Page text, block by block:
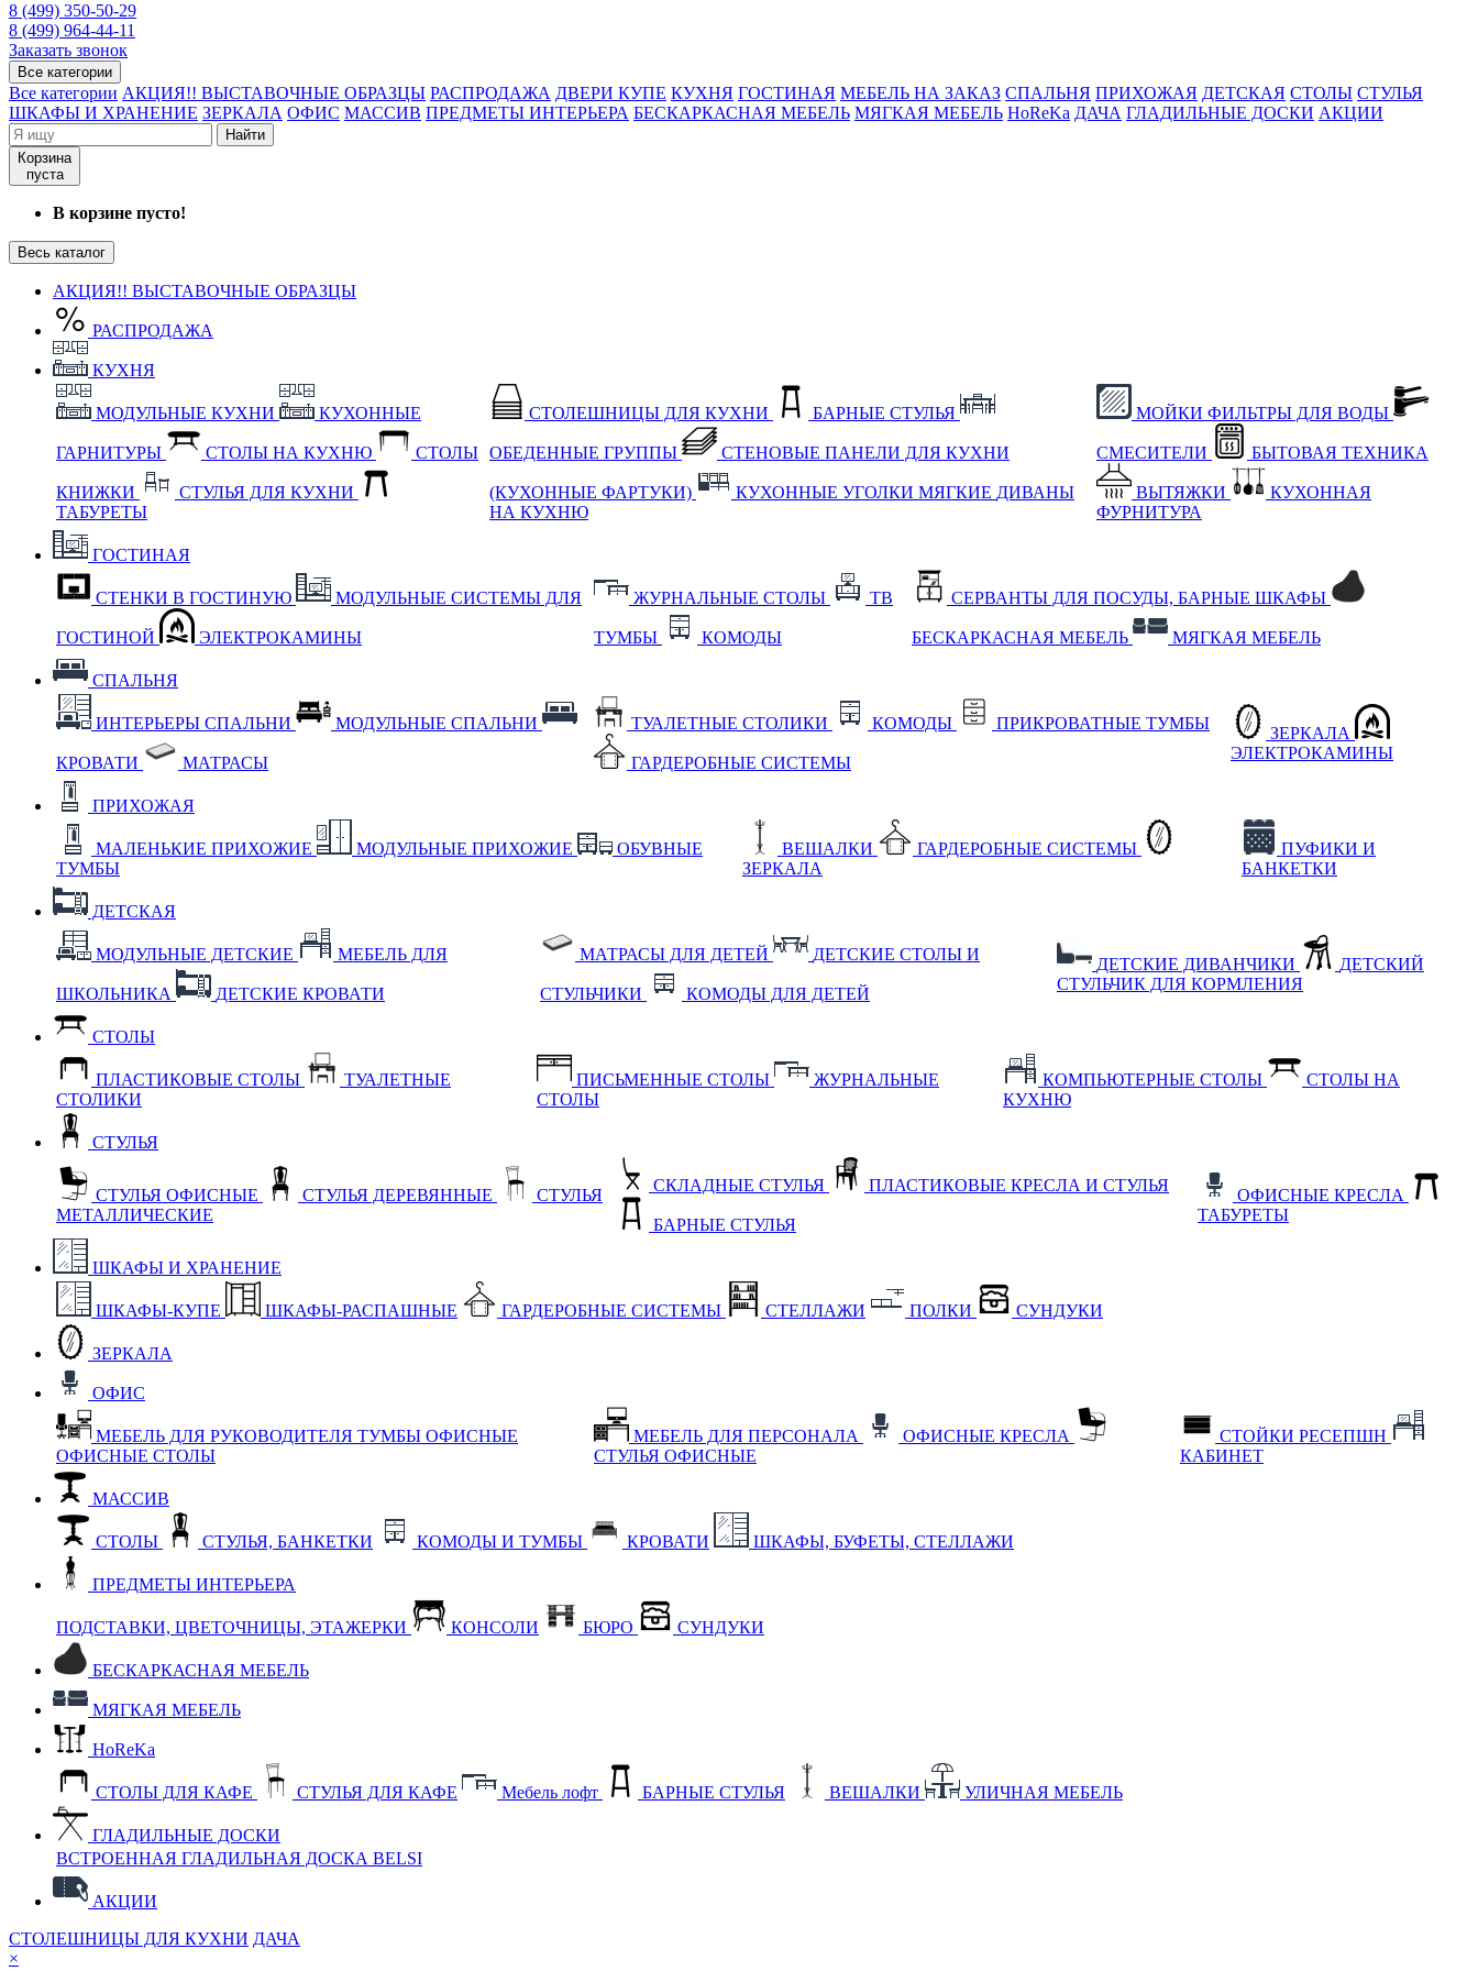
8 (499) 350-50-29
8 (499) 964-44-11
Заказать звонок
Все категории
Все категории АКЦИЯ!! ВЫСТАВОЧНЫЕ ОБРАЗЦЫ РАСПРОДАЖА ДВЕРИ КУПЕ КУХНЯ ГОСТИНАЯ МЕБЕЛЬ НА ЗАКАЗ СПАЛЬНЯ ПРИХОЖАЯ ДЕТСКАЯ СТОЛЫ СТУЛЬЯ
ШКАФЫ И ХРАНЕНИЕ ЗЕРКАЛА ОФИС МАССИВ ПРЕДМЕТЫ ИНТЕРЬЕРА БЕСКАРКАСНАЯ МЕБЕЛЬ МЯГКАЯ МЕБЕЛЬ HoReKa ДАЧА ГЛАДИЛЬНЫЕ ДОСКИ АКЦИИ
Найти
Корзина
пуста
В корзине пусто!
Весь каталог
АКЦИЯ!! ВЫСТАВОЧНЫЕ ОБРАЗЦЫ
РАСПРОДАЖА
КУХНЯ
МОДУЛЬНЫЕ КУХНИ КУХОННЫЕ
ГАРНИТУРЫ СТОЛЫ НА КУХНЮ СТОЛЫ
КНИЖКИ
СТУЛЬЯ ДЛЯ КУХНИ
ТАБУРЕТЫ
СТОЛЕШНИЦЫ ДЛЯ КУХНИ БАРНЫЕ СТУЛЬЯ
ОБЕДЕННЫЕ ГРУППЫ СТЕНОВЫЕ ПАНЕЛИ ДЛЯ КУХНИ
(КУХОННЫЕ ФАРТУКИ) КУХОННЫЕ УГОЛКИ МЯГКИЕ ДИВАНЫ
НА КУХНЮ
МОЙКИ ФИЛЬТРЫ ДЛЯ ВОДЫ
СМЕСИТЕЛИ БЫТОВАЯ ТЕХНИКА
ВЫТЯЖКИ
КУХОННАЯ
ФУРНИТУРА
ГОСТИНАЯ
СТЕНКИ В ГОСТИНУЮ МОДУЛЬНЫЕ СИСТЕМЫ ДЛЯ
ГОСТИНОЙ ЭЛЕКТРОКАМИНЫ
ЖУРНАЛЬНЫЕ СТОЛЫ ТВ
ТУМБЫ КОМОДЫ
СЕРВАНТЫ ДЛЯ ПОСУДЫ, БАРНЫЕ ШКАФЫ
БЕСКАРКАСНАЯ МЕБЕЛЬ МЯГКАЯ МЕБЕЛЬ
СПАЛЬНЯ
ИНТЕРЬЕРЫ СПАЛЬНИ МОДУЛЬНЫЕ СПАЛЬНИ
КРОВАТИ МАТРАСЫ
ТУАЛЕТНЫЕ СТОЛИКИ КОМОДЫ ПРИКРОВАТНЫЕ ТУМБЫ
ГАРДЕРОБНЫЕ СИСТЕМЫ
ЗЕРКАЛА
ЭЛЕКТРОКАМИНЫ
ПРИХОЖАЯ
МАЛЕНЬКИЕ ПРИХОЖИЕ МОДУЛЬНЫЕ ПРИХОЖИЕ
ОБУВНЫЕ
ТУМБЫ
ВЕШАЛКИ
ГАРДЕРОБНЫЕ СИСТЕМЫ
ЗЕРКАЛА
ПУФИКИ И
БАНКЕТКИ
ДЕТСКАЯ
МОДУЛЬНЫЕ ДЕТСКИЕ МЕБЕЛЬ ДЛЯ
ШКОЛЬНИКА ДЕТСКИЕ КРОВАТИ
МАТРАСЫ ДЛЯ ДЕТЕЙ ДЕТСКИЕ СТОЛЫ И
СТУЛЬЧИКИ КОМОДЫ ДЛЯ ДЕТЕЙ
ДЕТСКИЕ ДИВАНЧИКИ
ДЕТСКИЙ
СТУЛЬЧИК ДЛЯ КОРМЛЕНИЯ
СТОЛЫ
ПЛАСТИКОВЫЕ СТОЛЫ
ТУАЛЕТНЫЕ
СТОЛИКИ
ПИСЬМЕННЫЕ СТОЛЫ
ЖУРНАЛЬНЫЕ
СТОЛЫ
КОМПЬЮТЕРНЫЕ СТОЛЫ
СТОЛЫ НА
КУХНЮ
СТУЛЬЯ
СТУЛЬЯ ОФИСНЫЕ СТУЛЬЯ ДЕРЕВЯННЫЕ
СТУЛЬЯ
МЕТАЛЛИЧЕСКИЕ
СКЛАДНЫЕ СТУЛЬЯ ПЛАСТИКОВЫЕ КРЕСЛА И СТУЛЬЯ
БАРНЫЕ СТУЛЬЯ
ОФИСНЫЕ КРЕСЛА
ТАБУРЕТЫ
ШКАФЫ И ХРАНЕНИЕ
ШКАФЫ-КУПЕ ШКАФЫ-РАСПАШНЫЕ ГАРДЕРОБНЫЕ СИСТЕМЫ СТЕЛЛАЖИ ПОЛКИ СУНДУКИ
ЗЕРКАЛА
ОФИС
МЕБЕЛЬ ДЛЯ РУКОВОДИТЕЛЯ ТУМБЫ ОФИСНЫЕ
ОФИСНЫЕ СТОЛЫ
МЕБЕЛЬ ДЛЯ ПЕРСОНАЛА
ОФИСНЫЕ КРЕСЛА
СТУЛЬЯ ОФИСНЫЕ
СТОЙКИ РЕСЕПШН
КАБИНЕТ
МАССИВ
СТОЛЫ СТУЛЬЯ, БАНКЕТКИ КОМОДЫ И ТУМБЫ КРОВАТИ ШКАФЫ, БУФЕТЫ, СТЕЛЛАЖИ
ПРЕДМЕТЫ ИНТЕРЬЕРА
ПОДСТАВКИ, ЦВЕТОЧНИЦЫ, ЭТАЖЕРКИ КОНСОЛИ БЮРО СУНДУКИ
БЕСКАРКАСНАЯ МЕБЕЛЬ
МЯГКАЯ МЕБЕЛЬ
HoReKa
СТОЛЫ ДЛЯ КАФЕ СТУЛЬЯ ДЛЯ КАФЕ Мебель лофт БАРНЫЕ СТУЛЬЯ ВЕШАЛКИ УЛИЧНАЯ МЕБЕЛЬ
ГЛАДИЛЬНЫЕ ДОСКИ
ВСТРОЕННАЯ ГЛАДИЛЬНАЯ ДОСКА BELSI
АКЦИИ
СТОЛЕШНИЦЫ ДЛЯ КУХНИ ДАЧА
×